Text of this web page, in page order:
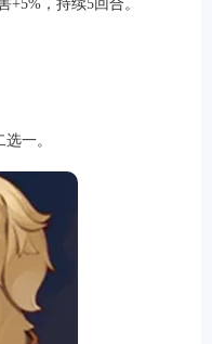
+5%，持续5回合。
一。